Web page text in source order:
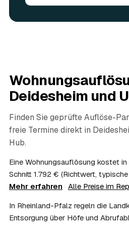
angerechnet — das senkt Ihre
absetzbar?
In vielen Fällen ja: Als
lassen sich Arbeits- und
Steuer absetzen, bei einer
Umständen als
ordentliche Rechnung mit
genaue Anrechnung klären Sie
09
Muss ich bei der
Nicht zwingend. Viele
nach Schlüsselübergabe ohne
Sie weiter entfernt wohnen. Sie
dabei sein, etwa um
Unterlagen vorab zu sichern.
Deidesheim und
Finden Sie geprüfte Auflöse-
freie Termine direkt in
Hub.
Eine Wohnungsauflösung kostet
Schnitt 1.792 € (Richtwert,
Mehr erfahren · Alle Preise im
In Rheinland-Pfalz regeln die
Entsorgung über Höfe und